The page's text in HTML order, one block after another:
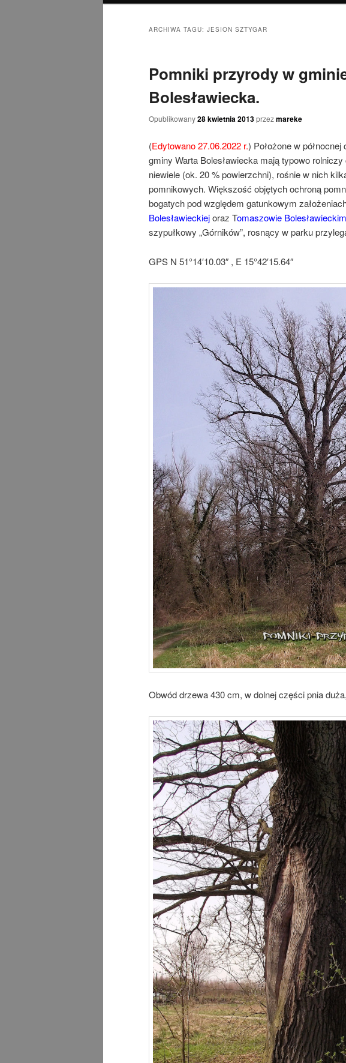
ARCHIWA TAGU: JESION SZTYGAR
Pomniki przyrody w
Bolesławiecka.
Opublikowany28 kwietnia 2013przezmareke
(Edytowano 27.06.2022 r.) Położone w
gminy Warta Bolesławiecka mają typowo
niewiele (ok. 20 % powierzchni), rośnie w nich
pomnikowych. Większość objętych ochroną
bogatych pod względem gatunkowym
Bolesławieckiejoraz Tomaszowie Bolesławieckim
szypułkowy „Górników”, rosnący w parku
GPS N 51°14′10.03″ , E 15°42′15.64″
Obwód drzewa 430 cm, w dolnej części pnia